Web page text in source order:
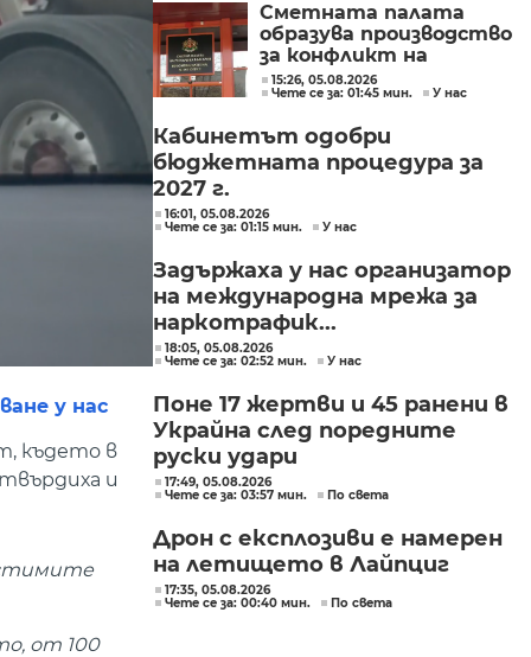
у нас
където в
и
от 100
Сметната палата
образува производство
за конфликт на
интереси при Делян
Пеевски
15:26, 05.08.2026
Чете се за: 01:45 мин.
У нас
Кабинетът одобри
бюджетната процедура за
2027 г.
16:01, 05.08.2026
Чете се за: 01:15 мин.
У нас
Задържаха у нас организатор
на международна мрежа за
наркотрафик...
18:05, 05.08.2026
Чете се за: 02:52 мин.
У нас
Поне 17 жертви и 45 ранени в
Украйна след поредните
руски удари
17:49, 05.08.2026
Чете се за: 03:57 мин.
По света
Дрон с експлозиви е намерен
на летището в Лайпциг
17:35, 05.08.2026
Чете се за: 00:40 мин.
По света